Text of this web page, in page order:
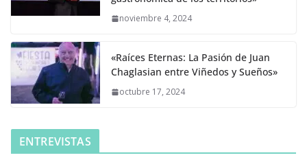
noviembre 4, 2024
«Raíces Eternas: La Pasión de Juan
Chaglasian entre Viñedos y Sueños»
octubre 17, 2024
ENTREVISTAS